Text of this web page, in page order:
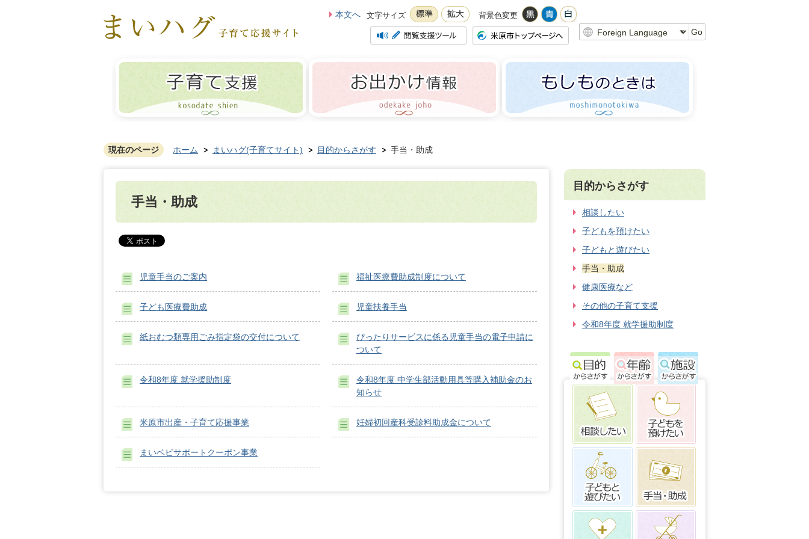
本文へ 文字サイズ 背景色変更
Go
現在のページ ホーム まいハグ(子育てサイト) 目的からさがす 手当・助成
手当・助成
児童手当のご案内 福祉医療費助成制度について
子ども医療費助成 児童扶養手当
紙おむつ類専用ごみ指定袋の交付について
ぴったりサービスに係る児童手当の電子申請に
ついて
令和8年度 就学援助制度
令和8年度 中学生部活動用具等購入補助金のお
知らせ
米原市出産・子育て応援事業 妊婦初回産科受診料助成金について
まいベビサポートクーポン事業
目的からさがす
相談したい
子どもを預けたい
子どもと遊びたい
手当・助成
健康医療など
その他の子育て支援
令和8年度 就学援助制度